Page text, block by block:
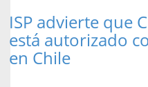
ISP advierte que
está autorizado
en Chile